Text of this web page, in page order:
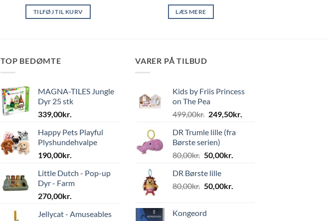
TILFØJ TIL KURV LÆS MERE
TOP BEDØMTE
MAGNA-TILES Jungle
Dyr 25 stk
339,00kr.
Happy Pets Playful
Plyshundehvalpe
190,00kr.
Little Dutch - Pop-up
Dyr - Farm
270,00kr.
Jellycat - Amuseables
VARER PÅ TILBUD
Kids by Friis Princess
on The Pea
499,00kr. Den
pris
var:
499,00kr..
249,50kr.
DR Trumle lille (fra
Børste serien)
80,00kr. Den
pris
var:
50,00kr.
er:
DR Børste lille
80,00kr. Den
var:
50,00kr.
Kongeord